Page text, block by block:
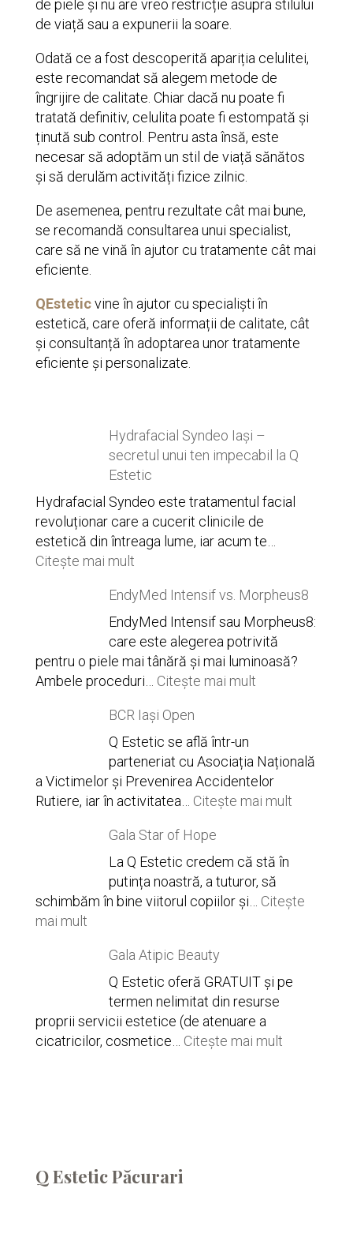
de piele și nu are vreo restricție asupra stilului
de viață sau a expunerii la soare.
Odată ce a fost descoperită apariția celulitei,
este recomandat să alegem metode de
îngrijire de calitate. Chiar dacă nu poate fi
tratată definitiv, celulita poate fi estompată și
ținută sub control. Pentru asta însă, este
necesar să adoptăm un stil de viață sănătos
și să derulăm activități fizice zilnic.
De asemenea, pentru rezultate cât mai bune,
se recomandă consultarea unui specialist,
care să ne vină în ajutor cu tratamente cât mai
eficiente.
QEsteticvine în ajutor cu specialiști în
estetică, care oferă informații de calitate, cât
și consultanță în adoptarea unor tratamente
eficiente și personalizate.
Hydrafacial Syndeo Iași –
secretul unui ten impecabil la Q
Estetic
Hydrafacial Syndeo este tratamentul facial
revoluționar care a cucerit clinicile de
estetică din întreaga lume, iar acum te…
Citește mai mult:
Syndeo
Iași
–
secretul
unui
impecabil
la
Q
Estetic
EndyMed Intensif vs. Morpheus8
EndyMed Intensif sau Morpheus8:
care este alegerea potrivită
pentru o piele mai tânără și mai luminoasă?
Ambele proceduri… Citește mai mult:
Morpheus8
BCR Iași Open
Q Estetic se află într-un
parteneriat cu Asociația Națională
a Victimelor și Prevenirea Accidentelor
Rutiere, iar în activitatea… Citește mai mult:
Gala Star of Hope
La Q Estetic credem că stă în
putința noastră, a tuturor, să
schimbăm în bine viitorul copiilor și… Citește
mai mult:
Star
Hope
Gala Atipic Beauty
Q Estetic oferă GRATUIT și pe
termen nelimitat din resurse
proprii servicii estetice (de atenuare a
cicatricilor, cosmetice… Citește mai mult:
Q Estetic Păcurari